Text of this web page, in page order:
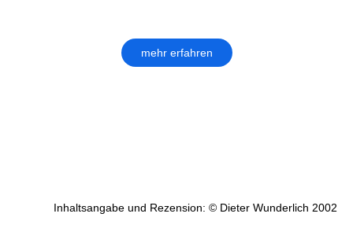
mehr erfahren
Inhaltsangabe und Rezension: © Dieter Wunderlich 2002